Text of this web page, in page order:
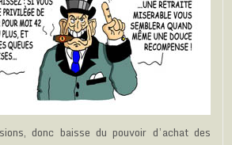
donc baisse du pouvoir d’achat des